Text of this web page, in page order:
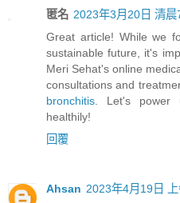
匿名 2023年3月20日 清晨
Great article! While we
sustainable future, it's
Meri Sehat's online
consultations and
bronchitis . Let's power
healthily!
回覆
Ahsan 2023年4月19日